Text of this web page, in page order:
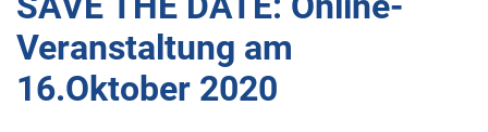
Veranstaltung am
16.Oktober 2020